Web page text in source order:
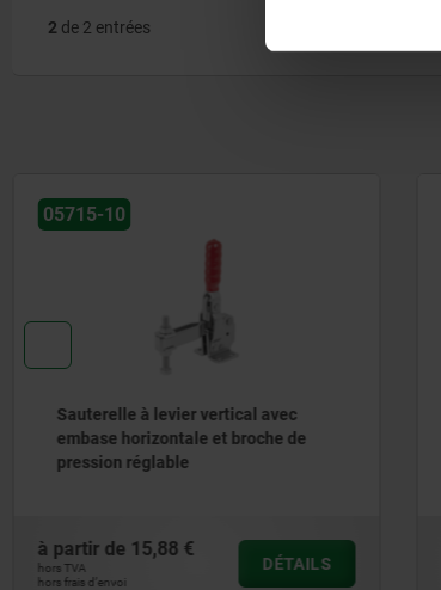
2 de 2 entrées
05715-10
Sauterelle à levier vertical avec
embase horizontale et broche de
pression réglable
à partir de 15,88 €
hors TVA
hors frais d’envoi
DÉTAILS